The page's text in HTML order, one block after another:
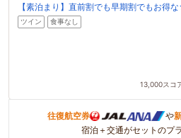
【素泊まり】直前割でも早期割でもお得
ツイン 食事なし
13,000スコ
往復航空券 や
宿泊＋交通がセットのプ